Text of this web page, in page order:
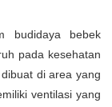
budidaya bebek
pada kesehatan
di area yang
ventilasi yang